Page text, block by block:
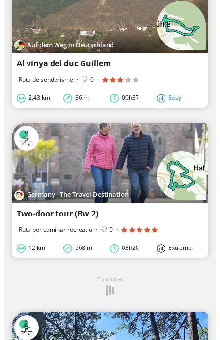
Auf dem Weg in Deutschland
Al vinya del duc Guillem
Ruta de senderisme · 0 ·
2,43 km 86 m 00h37 Easy
Germany - The Travel Destination
Two-door tour (Bw 2)
Ruta per caminar recreatiu · 0 ·
12 km 568 m 03h20 Extreme
Publicitat